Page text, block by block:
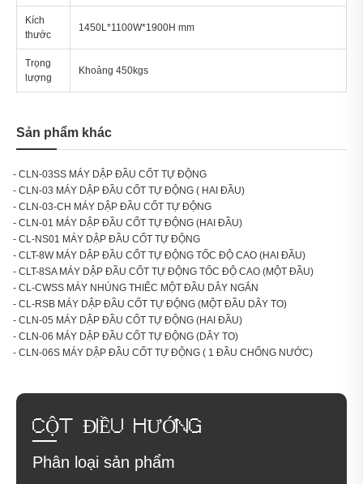
Kích
thước
1450L*1100W*1900H mm
Trọng
lượng
Khoảng 450kgs
Sản phẩm khác
- CLN-03SS MÁY DẬP ĐẦU CỐT TỰ ĐỘNG
- CLN-03 MÁY DẬP ĐẦU CỐT TỰ ĐỘNG ( HAI ĐẦU)
- CLN-03-CH MÁY DẬP ĐẦU CỐT TỰ ĐỘNG
- CLN-01 MÁY DẬP ĐẦU CỐT TỰ ĐỘNG (HAI ĐẦU)
- CL-NS01 MÁY DẬP ĐẦU CỐT TỰ ĐỘNG
- CLT-8W MÁY DẬP ĐẦU CỐT TỰ ĐỘNG TỐC ĐỘ CAO (HAI ĐẦU)
- CLT-8SA MÁY DẬP ĐẦU CỐT TỰ ĐỘNG TỐC ĐỘ CAO (MỘT ĐẦU)
- CL-CWSS MÁY NHÚNG THIẾC MỘT ĐẦU DÂY NGẮN
- CL-RSB MÁY DẬP ĐẦU CỐT TỰ ĐỘNG (MỘT ĐẦU DÂY TO)
- CLN-05 MÁY DẬP ĐẦU CỐT TỰ ĐỘNG (HAI ĐẦU)
- CLN-06 MÁY DẬP ĐẦU CỐT TỰ ĐỘNG (DÂY TO)
- CLN-06S MÁY DẬP ĐẦU CỐT TỰ ĐỘNG ( 1 ĐẦU CHỐNG NƯỚC)
CỘT ĐIỀU HƯỚNG
Phân loại sản phẩm